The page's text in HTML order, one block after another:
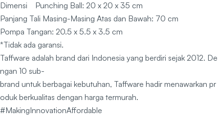
Dimensi Punching Ball: 20 x 20 x 35 cm
Panjang Tali Masing-Masing Atas dan Bawah: 70 cm
Pompa Tangan: 20.5 x 5.5 x 3.5 cm
*Tidak ada garansi.
Taffware adalah brand dari Indonesia yang berdiri sejak 2012. De
ngan 10 sub-
brand untuk berbagai kebutuhan, Taffware hadir menawarkan pr
oduk berkualitas dengan harga termurah.
#MakingInnovationAffordable